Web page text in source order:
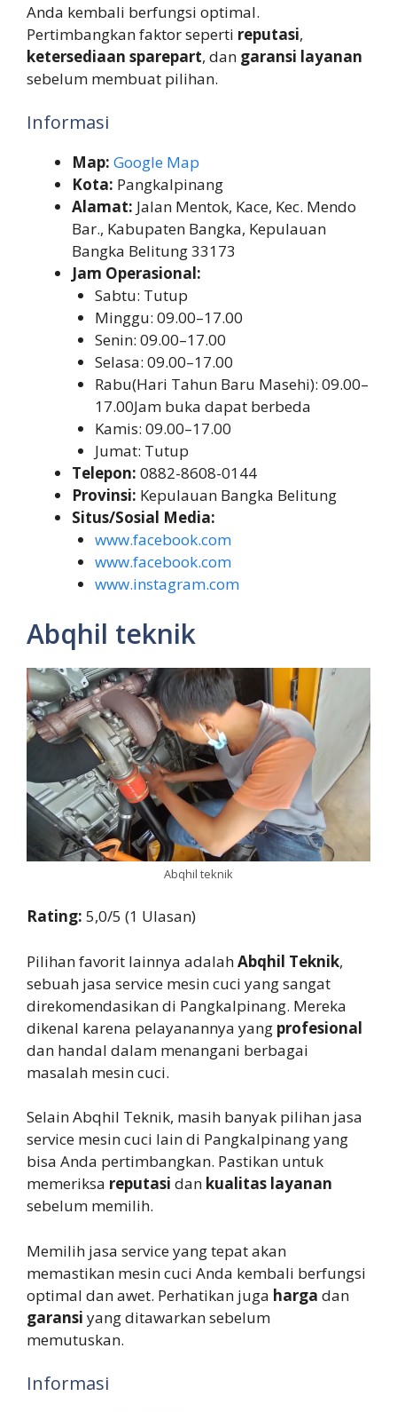
Anda kembali berfungsi optimal.
Pertimbangkan faktor seperti reputasi,
ketersediaan sparepart, dan garansi layanan
sebelum membuat pilihan.
Informasi
Map: Google Map
Kota: Pangkalpinang
Alamat: Jalan Mentok, Kace, Kec. Mendo
Bar., Kabupaten Bangka, Kepulauan
Bangka Belitung 33173
Jam Operasional:
Sabtu: Tutup
Minggu: 09.00–17.00
Senin: 09.00–17.00
Selasa: 09.00–17.00
Rabu(Hari Tahun Baru Masehi): 09.00–
17.00Jam buka dapat berbeda
Kamis: 09.00–17.00
Jumat: Tutup
Telepon: 0882-8608-0144
Provinsi: Kepulauan Bangka Belitung
Situs/Sosial Media:
www.facebook.com
www.facebook.com
www.instagram.com
Abqhil teknik
Abqhil teknik
Rating: 5,0/5 (1 Ulasan)
Pilihan favorit lainnya adalahAbqhil Teknik,
sebuah jasa service mesin cuci yang sangat
direkomendasikan di Pangkalpinang. Mereka
dikenal karena pelayanannya yang profesional
dan handal dalam menangani berbagai
masalah mesin cuci.
Selain Abqhil Teknik, masih banyak pilihan jasa
service mesin cuci lain di Pangkalpinang yang
bisa Anda pertimbangkan. Pastikan untuk
memeriksa reputasi dan kualitas layanan
sebelum memilih.
Memilih jasa service yang tepat akan
memastikan mesin cuci Anda kembali berfungsi
optimal dan awet. Perhatikan juga harga dan
garansi yang ditawarkan sebelum
memutuskan.
Informasi